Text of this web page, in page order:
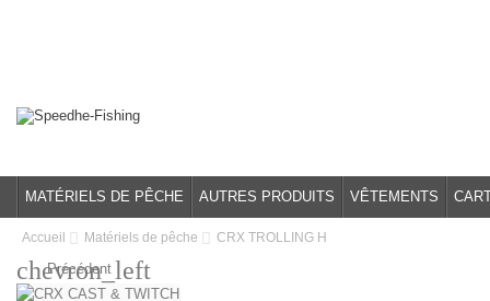
MATÉRIELS DE PÊCHE AUTRES PRODUITS VÊTEMENTS
Accueil Matériels de pêche CRX TROLLING H
chevron_left
Précédent